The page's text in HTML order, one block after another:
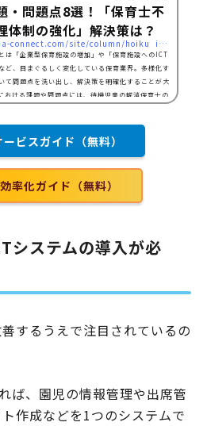
・問題点8選！「保育士不
体制の強化」解決策は？
https://kidsna-connect.com/site/column/hoiku_ict/3756
は「企業型保育施設の増加」や「保育施設へのICT
ど、目まぐるしく変化している保育業界。多様化す
て問題点を洗い出し、解決策を明確化することが大
おける課題や問題点には、待機児童の解消保育士の
が挙げられます。現場では具体的にどのような問題
改善策とともに徹底解説します。保育…
ビスガイド（無料）
率化ガイド（無料）
システムの導入が必
するうえで注目されているの
ば、園児の情報管理や出席管
作成などを1つのシステムで